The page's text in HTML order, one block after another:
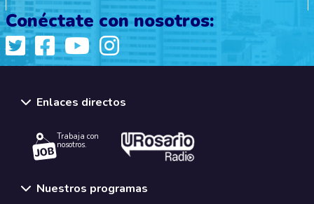
Conéctate con nosotros:
Enlaces directos
Trabaja con
nosotros.
Nuestros programas